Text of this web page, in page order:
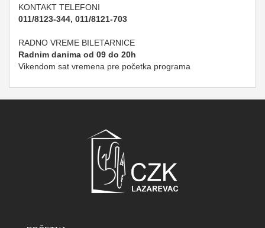
KONTAKT TELEFONI
011/8123-344, 011/8121-703
RADNO VREME BILETARNICE
Radnim danima od 09 do 20h
Vikendom sat vremena pre početka programa